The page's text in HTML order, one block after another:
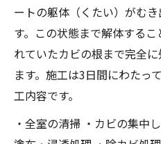
ートの躯体（くたい）がむ
す。この状態まで解体する
れていたカビの根まで完全
ます。施工は3日間にわたっ
工内容です。
・全室の清掃 ・カビの集中